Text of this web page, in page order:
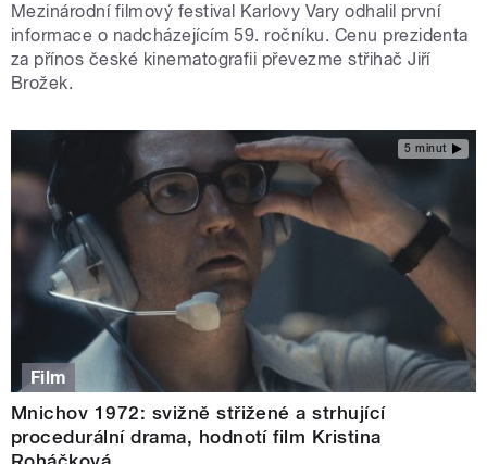
Mezinárodní filmový festival Karlovy Vary odhalil první
informace o nadcházejícím 59. ročníku. Cenu prezidenta
za přínos české kinematografii převezme střihač Jiří
Brožek.
5 minut
Film
Mnichov 1972: svižně střižené a strhující
procedurální drama, hodnotí film Kristina